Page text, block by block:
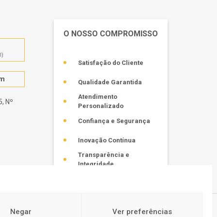
Negar Ver preferências
Nº
O NOSSO COMPROMISSO
Satisfação do Cliente
Qualidade Garantida
Atendimento
Personalizado
Confiança e Segurança
Inovação Contínua
Transparência e
Integridade